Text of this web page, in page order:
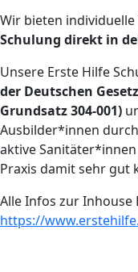
Wir bieten individuelle
Schulung direkt in
Unsere Erste Hilfe
der Deutschen
Grundsatz 304-001)
Ausbilder*innen
aktive
Praxis damit sehr gut
Alle Infos zur Inhouse
https://